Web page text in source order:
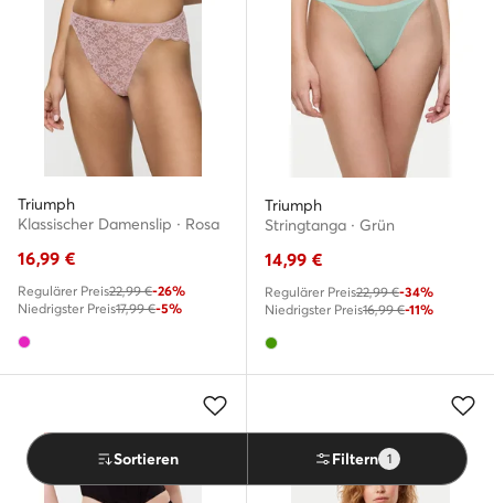
Sortieren Filtern 1
Triumph
Klassischer Damenslip · Rosa
16,99 €
Regulärer Preis22,99 €-26%
Niedrigster Preis17,99 €-5%
Triumph
Stringtanga · Grün
14,99 €
Regulärer Preis22,99 €-34%
Niedrigster Preis16,99 €-11%